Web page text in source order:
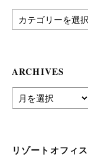
Category
ARCHIVES
archives
リゾートオフィ